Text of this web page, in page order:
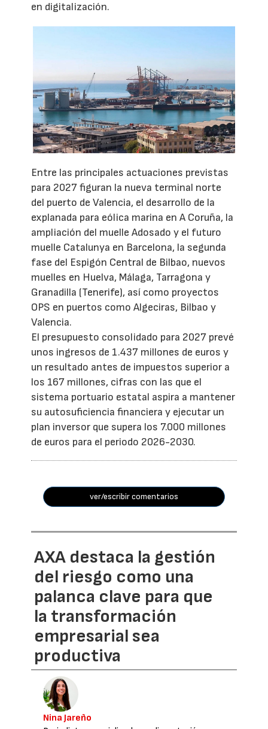
en digitalización.
Entre las principales actuaciones previstas
para 2027 figuran la nueva terminal norte
del puerto de Valencia, el desarrollo de la
explanada para eólica marina en A Coruña, la
ampliación del muelle Adosado y el futuro
muelle Catalunya en Barcelona, la segunda
fase del Espigón Central de Bilbao, nuevos
muelles en Huelva, Málaga, Tarragona y
Granadilla (Tenerife), así como proyectos
OPS en puertos como Algeciras, Bilbao y
Valencia.
El presupuesto consolidado para 2027 prevé
unos ingresos de 1.437 millones de euros y
un resultado antes de impuestos superior a
los 167 millones, cifras con las que el
sistema portuario estatal aspira a mantener
su autosuficiencia financiera y ejecutar un
plan inversor que supera los 7.000 millones
de euros para el periodo 2026-2030.
ver/escribir comentarios
AXA destaca la gestión
del riesgo como una
palanca clave para que
la transformación
empresarial sea
productiva
Nina Jareño